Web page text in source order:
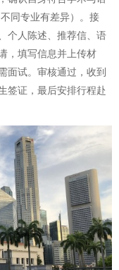
同专业有差异）。接
个人陈述、推荐信、语
，填写信息并上传材
面试。审核通过，收到
签证，最后安排行程赴